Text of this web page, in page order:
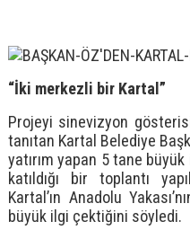
“İki merkezli bir Kartal”
Projeyi sinevizyon
tanıtan Kartal Belediye
yatırım yapan 5 tane
katıldığı bir toplantı
Kartal’ın Anadolu
büyük ilgi çektiğini söyledi.